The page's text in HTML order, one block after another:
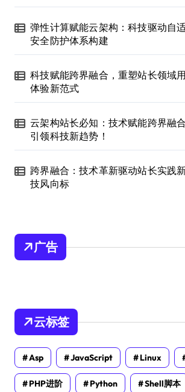
弹性计算赋能云架构：科技驱动自
安全防护体系构建
科技赋能跨界融合，重塑站长领域
体验新范式
云架构站长必知：技术赋能跨界融合
引领科技新趋势！
跨界融合：技术革新驱动站长实践
技风向标
广告
云标签
Asp JavaScript Linux
PHP进阶 Python Shell脚本